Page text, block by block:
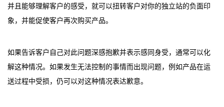
并且能够理解客户的感受，就可以扭转客户对你的独立站的负面印
象，并能促使客户再次购买产品。
如果告诉客户自己对此问题深感抱歉并表示感同身受，通常可以化
解这种情况。如果发生无法控制的事情而出现问题，例如产品在运
送过程中受损，仍可以对这种情况表达歉意。